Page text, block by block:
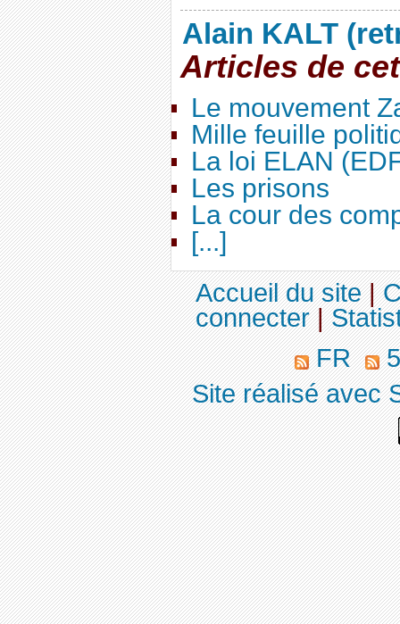
Alain KALT
Articles de
Le mouvement
Mille feuille
La loi ELAN
Les prisons
La cour des
[...]
Accueil du site|
connecter|
FR
Site réalisé avec